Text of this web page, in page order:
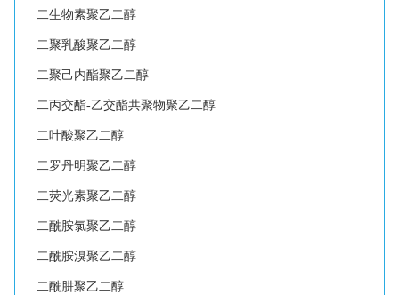
二生物素聚乙二醇
二聚乳酸聚乙二醇
二聚己内酯聚乙二醇
二丙交酯-乙交酯共聚物聚乙二醇
二叶酸聚乙二醇
二罗丹明聚乙二醇
二荧光素聚乙二醇
二酰胺氯聚乙二醇
二酰胺溴聚乙二醇
二酰肼聚乙二醇